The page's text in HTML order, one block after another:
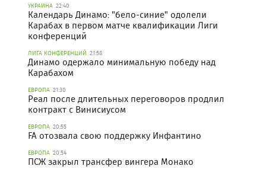
УКРАИНА 22:40
Календарь Динамо: "бело-синие" одолели
Карабах в первом матче квалификации Лиги
конференций
ЛИГА КОНФЕРЕНЦИЙ 21:58
Динамо одержало минимальную победу над
Карабахом
ЕВРОПА 21:30
Реал после длительных переговоров продлил
контракт с Винисиусом
ЕВРОПА 20:55
FA отозвала свою поддержку Инфантино
ЕВРОПА 20:54
ПСЖ закрыл трансфер вингера Монако